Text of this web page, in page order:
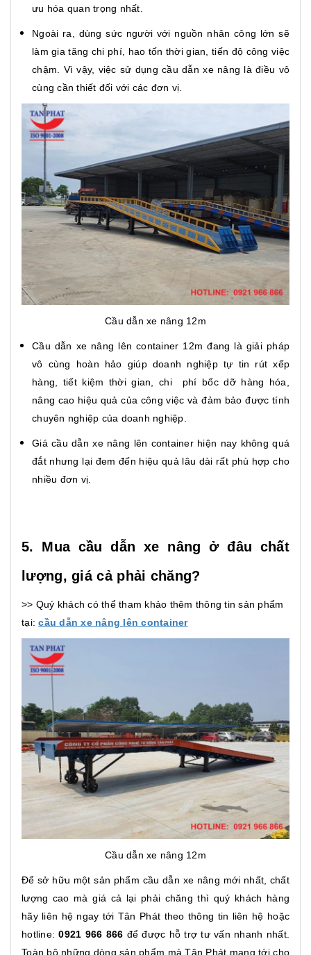
ưu hóa quan trọng nhất.
Ngoài ra, dùng sức người với nguồn nhân công lớn sẽ
làm gia tăng chi phí, hao tốn thời gian, tiến độ công việc
chậm. Vì vậy, việc sử dụng cầu dẫn xe nâng là điều vô
cùng cần thiết đối với các đơn vị.
Cầu dẫn xe nâng 12m
Cầu dẫn xe nâng lên container 12m đang là giải pháp
vô cùng hoàn hảo giúp doanh nghiệp tự tin rút xếp
hàng, tiết kiệm thời gian, chi phí bốc dỡ hàng hóa,
nâng cao hiệu quả của công việc và đảm bảo được tính
chuyên nghiệp của doanh nghiệp.
Giá cầu dẫn xe nâng lên container hiện nay không quá
đắt nhưng lại đem đến hiệu quả lâu dài rất phù hợp cho
nhiều đơn vị.
5. Mua cầu dẫn xe nâng ở đâu chất
lượng, giá cả phải chăng?
>> Quý khách có thể tham khảo thêm thông tin sản phẩm
tại:cầu dẫn xe nâng lên container
Cầu dẫn xe nâng 12m
Để sở hữu một sản phẩm cầu dẫn xe nâng mới nhất, chất
lượng cao mà giá cả lại phải chăng thì quý khách hàng
hãy liên hệ ngay tới Tân Phát theo thông tin liên hệ hoặc
hotline:0921 966 866 để được hỗ trợ tư vấn nhanh nhất.
Toàn bộ những dòng sản phẩm mà Tân Phát mang tới cho